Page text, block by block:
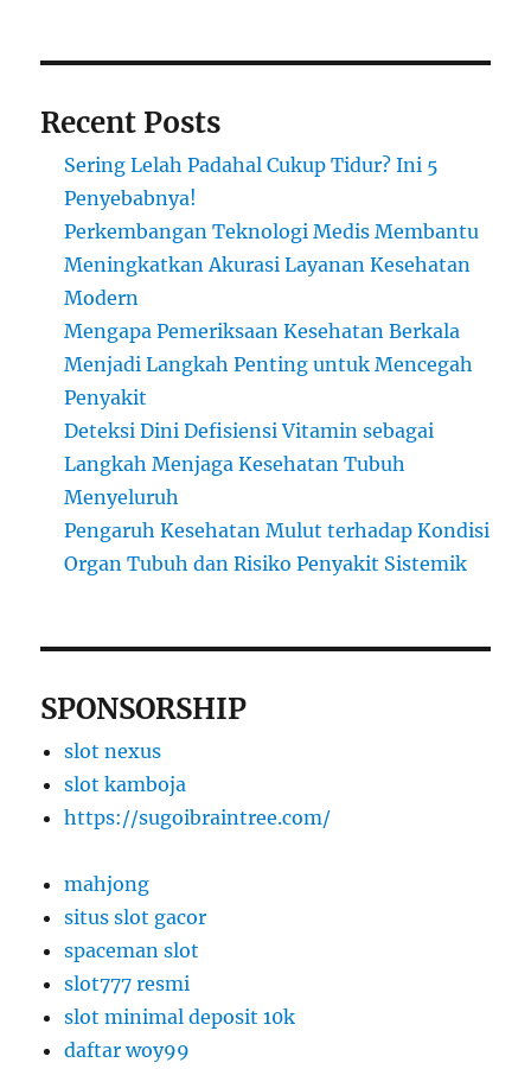
Recent Posts
Sering Lelah Padahal Cukup Tidur? Ini 5
Penyebabnya!
Perkembangan Teknologi Medis Membantu
Meningkatkan Akurasi Layanan Kesehatan
Modern
Mengapa Pemeriksaan Kesehatan Berkala
Menjadi Langkah Penting untuk Mencegah
Penyakit
Deteksi Dini Defisiensi Vitamin sebagai
Langkah Menjaga Kesehatan Tubuh
Menyeluruh
Pengaruh Kesehatan Mulut terhadap Kondisi
Organ Tubuh dan Risiko Penyakit Sistemik
SPONSORSHIP
slot nexus
slot kamboja
https://sugoibraintree.com/
mahjong
situs slot gacor
spaceman slot
slot777 resmi
slot minimal deposit 10k
daftar woy99